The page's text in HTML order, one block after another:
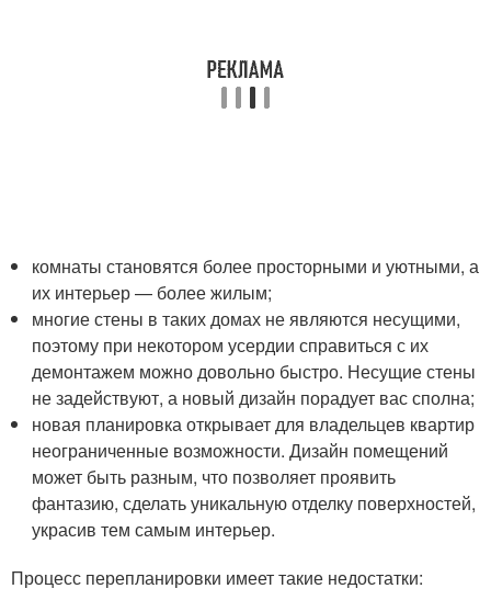
комнаты становятся более просторными и уютными, а
их интерьер — более жилым;
многие стены в таких домах не являются несущими,
поэтому при некотором усердии справиться с их
демонтажем можно довольно быстро. Несущие стены
не задействуют, а новый дизайн порадует вас сполна;
новая планировка открывает для владельцев квартир
неограниченные возможности. Дизайн помещений
может быть разным, что позволяет проявить
фантазию, сделать уникальную отделку поверхностей,
украсив тем самым интерьер.
Процесс перепланировки имеет такие недостатки: